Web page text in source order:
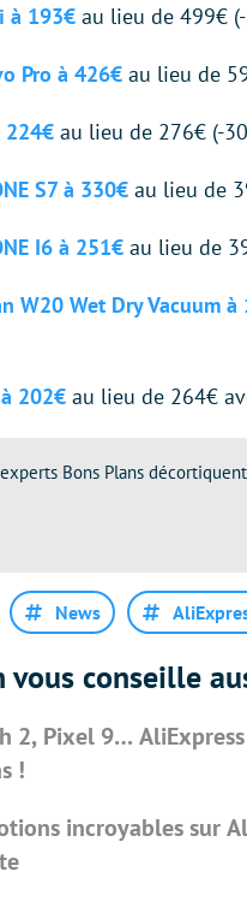
à 193€ au lieu de 499€
Pro à 426€ au lieu de
224€ au lieu de 276€ (-
S7 à 330€ au lieu de
I6 à 251€ au lieu de
W20 Wet Dry Vacuum à
202€ au lieu de 264€
experts Bons Plans
News
vous conseille
2, Pixel 9…
!
incroyables sur